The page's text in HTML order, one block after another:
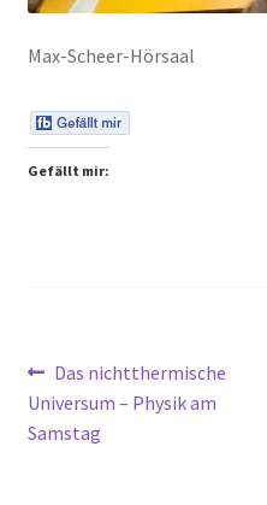
Max-Scheer-Hörsaal
Gefällt mir:
Vorheriger
Beitrag:
Das nichtthermische
Universum – Physik am
Samstag